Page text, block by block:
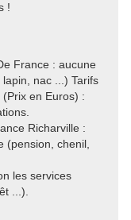
!
France : aucune
nac ...) Tarifs
en Euros) :
Richarville :
(pension, chenil,
les services
...).